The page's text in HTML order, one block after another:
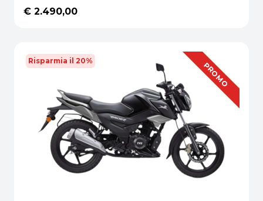
€ 2.490,00
OFFERTA
PROMO
Risparmia il 20%